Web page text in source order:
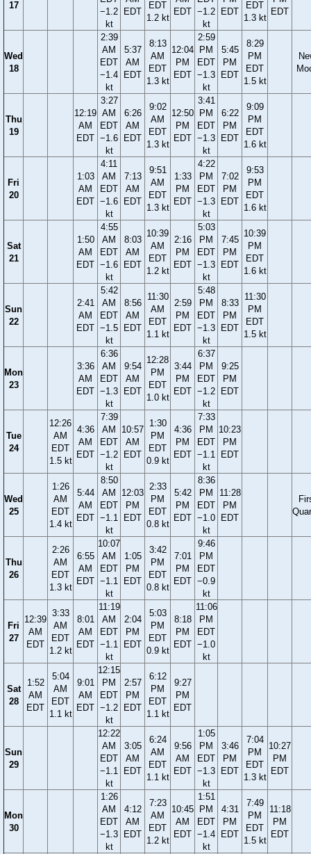
17
−1.2
kt
EDT
EDT
1.2 kt
EDT −1.2
kt
EDT
EDT
1.3 kt
EDT
Wed
18
2:39
AM
EDT
−1.4
kt
5:37
AM
EDT
8:13
AM
EDT
1.3 kt
12:04
PM
EDT
2:59
PM
EDT
−1.3
kt
5:45
PM
EDT
8:29
PM
EDT
1.5 kt
Thu
19
12:19
AM
EDT
3:27
AM
EDT
−1.6
kt
6:26
AM
EDT
9:02
AM
EDT
1.3 kt
12:50
PM
EDT
3:41
PM
EDT
−1.3
kt
6:22
PM
EDT
9:09
PM
EDT
1.6 kt
Fri
20
1:03
AM
EDT
4:11
AM
EDT
−1.6
kt
7:13
AM
EDT
9:51
AM
EDT
1.3 kt
1:33
PM
EDT
4:22
PM
EDT
−1.3
kt
7:02
PM
EDT
9:53
PM
EDT
1.6 kt
Sat
21
1:50
AM
EDT
4:55
AM
EDT
−1.6
kt
8:03
AM
EDT
10:39
AM
EDT
1.2 kt
2:16
PM
EDT
5:03
PM
EDT
−1.3
kt
7:45
PM
EDT
10:39
PM
EDT
1.6 kt
Sun
22
2:41
AM
EDT
5:42
AM
EDT
−1.5
kt
8:56
AM
EDT
11:30
AM
EDT
1.1 kt
2:59
PM
EDT
5:48
PM
EDT
−1.3
kt
8:33
PM
EDT
11:30
PM
EDT
1.5 kt
Mon
23
3:36
AM
EDT
6:36
AM
EDT
−1.3
kt
9:54
AM
EDT
12:28
PM
EDT
1.0 kt
3:44
PM
EDT
6:37
PM
EDT
−1.2
kt
9:25
PM
EDT
Tue
24
12:26
AM
EDT
1.5 kt
4:36
AM
EDT
7:39
AM
EDT
−1.2
kt
10:57
AM
EDT
1:30
PM
EDT
0.9 kt
4:36
PM
EDT
7:33
PM
EDT
−1.1
kt
10:23
PM
EDT
Wed
25
1:26
AM
EDT
1.4 kt
5:44
AM
EDT
8:50
AM
EDT
−1.1
kt
12:03
PM
EDT
2:33
PM
EDT
0.8 kt
5:42
PM
EDT
8:36
PM
EDT
−1.0
kt
11:28
PM
EDT
Thu
26
2:26
AM
EDT
1.3 kt
6:55
AM
EDT
10:07
AM
EDT
−1.1
kt
1:05
PM
EDT
3:42
PM
EDT
0.8 kt
7:01
PM
EDT
9:46
PM
EDT
−0.9
kt
Fri
27
12:39
AM
EDT
3:33
AM
EDT
1.2 kt
8:01
AM
EDT
11:19
AM
EDT
−1.1
kt
2:04
PM
EDT
5:03
PM
EDT
0.9 kt
8:18
PM
EDT
11:06
PM
EDT
−1.0
kt
Sat
28
1:52
AM
EDT
5:04
AM
EDT
1.1 kt
9:01
AM
EDT
12:15
PM
EDT
−1.2
kt
2:57
PM
EDT
6:12
PM
EDT
1.1 kt
9:27
PM
EDT
Sun
29
12:22
AM
EDT
−1.1
kt
3:05
AM
EDT
6:24
AM
EDT
1.1 kt
9:56
AM
EDT
1:05
PM
EDT
−1.3
kt
3:46
PM
EDT
7:04
PM
EDT
1.3 kt
10:27
PM
EDT
Mon
30
1:26
AM
EDT
−1.3
kt
4:12
AM
EDT
7:23
AM
EDT
1.2 kt
10:45
AM
EDT
1:51
PM
EDT
−1.4
kt
4:31
PM
EDT
7:49
PM
EDT
1.5 kt
11:18
PM
EDT